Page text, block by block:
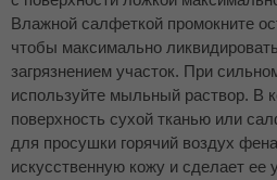
Влажной салфеткой промокните
чтобы максимально
загрязнением участок. При
используйте мыльный раствор. В
поверхность сухой тканью или
для просушки горячий воздух
искусственную кожу и сделает